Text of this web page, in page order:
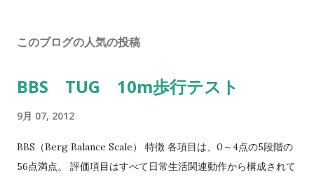
このブログの人気の投稿
BBS TUG 10m歩行テスト
9月 07, 2012
BBS（Berg Balance Scale） 特徴 各項目は、0～4点の5段階の
56点満点。 評価項目はすべて日常生活関連動作から構成されて